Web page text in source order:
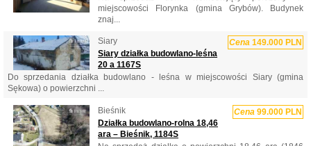
miejscowości Florynka (gmina Grybów). Budynek
znaj...
Siary Cena 149.000 PLN
Siary działka budowlano-leśna
20 a 1167S
Do sprzedania działka budowlano - leśna w miejscowości Siary (gmina
Sękowa) o powierzchni ...
Bieśnik Cena 99.000 PLN
Działka budowlano-rolna 18,46
ara – Bieśnik, 1184S